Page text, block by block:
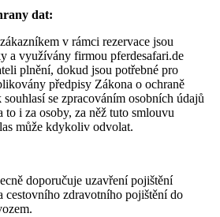
dat:
v rámci rezervace jsou
a využívány firmou pferdesafari.de
plnění, dokud jsou potřebné pro
předpisy Zákona o ochraně
souhlasí se zpracováním osobních údajů
to i za osoby, za něž tuto smlouvu
může kdykoliv odvolat.
doporučuje uzavření pojištění
cestovního zdravotního pojištění do